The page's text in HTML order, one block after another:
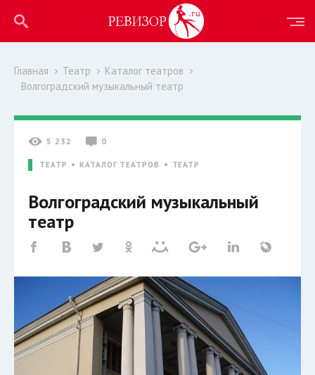
Главная Театр
Каталог театров
Волгоградский музыкальный театр
5 232 0
ТЕАТР КАТАЛОГ ТЕАТРОВ ТЕАТР
Волгоградский музыкальный
театр